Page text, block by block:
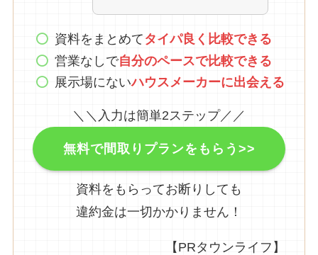
資料をまとめて タイパ良く比較できる
営業なしで自分のペースで比較できる
展示場にないハウスメーカーに出会える
＼＼入力は簡単2ステップ／／
無料で間取りプランをもらう>>
資料をもらってお断りしても
違約金は一切かかりません！
【PRタウンライフ】